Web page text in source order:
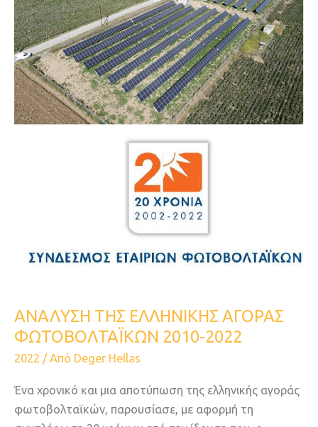
ΑΝΑΛΥΣΗ ΤΗΣ ΕΛΛΗΝΙΚΗΣ ΑΓΟΡΑΣ
ΦΩΤΟΒΟΛΤΑΪΚΩΝ 2010-2022
2022 / Από Deger Hellas
Ένα χρονικό και μια αποτύπωση της ελληνικής αγοράς
φωτοβολταϊκών, παρουσίασε, με αφορμή τη
ΕΛΛΗΝΙΚΗΣ
ΑΓΟΡΑΣ
ΦΩΤΟΒΟΛΤΑΪΚΩΝ
2010-
2022